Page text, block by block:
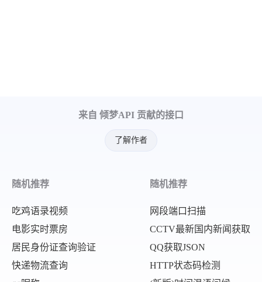
来自 倾梦API 贡献的接口
了解作者
随机推荐
吃鸡语录视频
电影实时票房
居民身份证查询验证
快递物流查询
随机推荐
网段端口扫描
CCTV最新国内新闻获取
QQ获取JSON
HTTP状态码检测